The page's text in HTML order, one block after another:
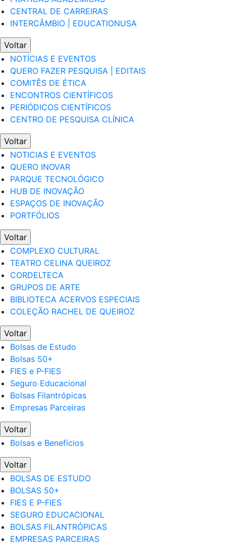
CENTRAL DE CARREIRAS
INTERCÂMBIO | EDUCATIONUSA
Voltar
NOTÍCIAS E EVENTOS
QUERO FAZER PESQUISA | EDITAIS
COMITÊS DE ÉTICA
ENCONTROS CIENTÍFICOS
PERIÓDICOS CIENTÍFICOS
CENTRO DE PESQUISA CLÍNICA
Voltar
NOTICIAS E EVENTOS
QUERO INOVAR
PARQUE TECNOLÓGICO
HUB DE INOVAÇÃO
ESPAÇOS DE INOVAÇÃO
PORTFÓLIOS
Voltar
COMPLEXO CULTURAL
TEATRO CELINA QUEIROZ
CORDELTECA
GRUPOS DE ARTE
BIBLIOTECA ACERVOS ESPECIAIS
COLEÇÃO RACHEL DE QUEIROZ
Voltar
Bolsas de Estudo
Bolsas 50+
FIES e P-FIES
Seguro Educacional
Bolsas Filantrópicas
Empresas Parceiras
Voltar
Bolsas e Benefícios
Voltar
BOLSAS DE ESTUDO
BOLSAS 50+
FIES E P-FIES
SEGURO EDUCACIONAL
BOLSAS FILANTRÓPICAS
EMPRESAS PARCEIRAS